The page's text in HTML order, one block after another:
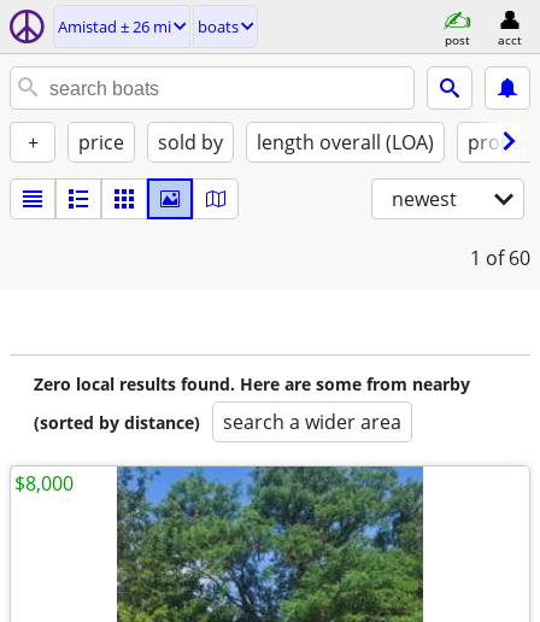
Amistad ± 26 mi boats
post acct
+ price sold by length overall (LOA)
newest
1 of 60
Zero local results found. Here are some from nearby
(sorted by distance)
search a wider area
$8,000